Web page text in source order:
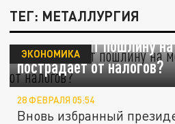
ТЕГ: МЕТАЛЛУРГИЯ
Трамп вводит пошлину
пострадает от налогов?
ЭКОНОМИКА
28 ФЕВРАЛЯ 05:54
Вновь избранный